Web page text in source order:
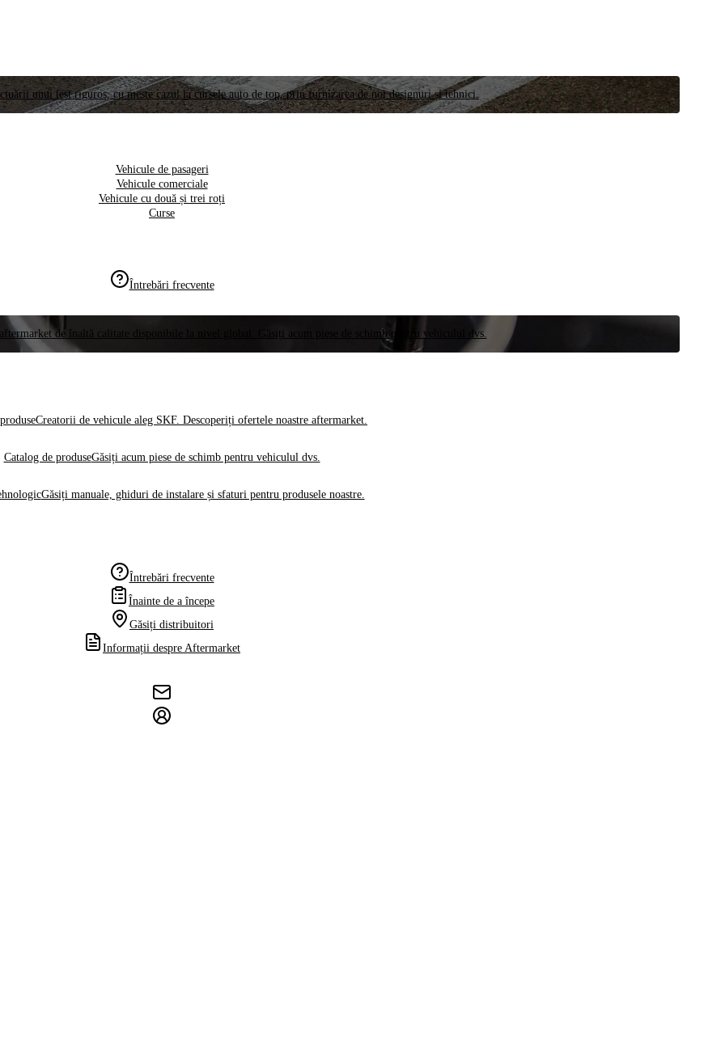
unui test riguros, cu meste cazul la cursele auto de top, prin furnizarea de noi designuri și tehnici.
Vehicule de pasageri
Vehicule comerciale
Vehicule cu două și trei roți
Curse
Întrebări frecvente
de înaltă calitate disponibile la nivel global. Găsiți acum piese de schimb pentru vehiculul dvs.
Creatorii de vehicule aleg SKF. Descoperiți ofertele noastre aftermarket.
Catalog de produseGăsiți acum piese de schimb pentru vehiculul dvs.
Găsiți manuale, ghiduri de instalare și sfaturi pentru produsele noastre.
Întrebări frecvente
Înainte de a începe
Găsiți distribuitori
Informații despre Aftermarket